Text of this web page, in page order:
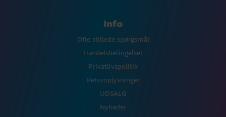
Info
Ofte stillede spørgsmål
Handelsbetingelser
Privatlivspolitik
Returoplysninger
UDSALG
Nyheder